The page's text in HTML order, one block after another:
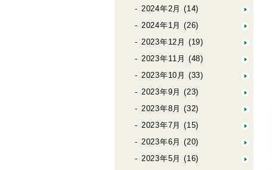
2024年2月 (14)
2024年1月 (26)
2023年12月 (19)
2023年11月 (48)
2023年10月 (33)
2023年9月 (23)
2023年8月 (32)
2023年7月 (15)
2023年6月 (20)
2023年5月 (16)